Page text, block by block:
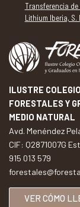
Transferencia
Lithium Iberia,
ILUSTRE
FORESTALES Y
MEDIO NATURAL
Avd. Menéndez
CIF: Q2871007G
915 013 579
VER CÓMO